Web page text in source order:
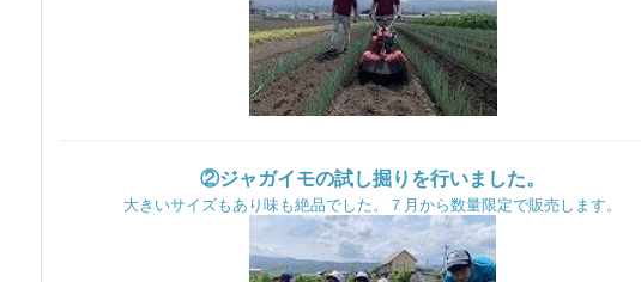
②ジャガイモの試し掘りを行いました。
大きいサイズもあり味も絶品でした。７月から数量限定で販売します。